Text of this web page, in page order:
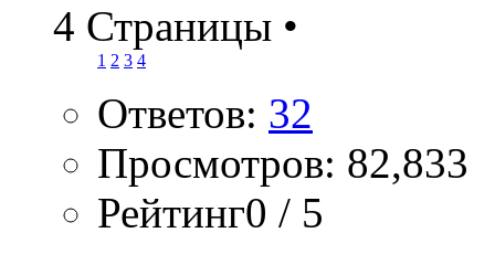
4 Страницы •
1 2 3 4
Ответов: 32
Просмотров: 82,833
Рейтинг0 / 5